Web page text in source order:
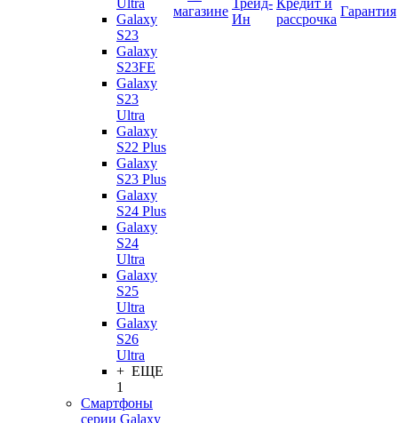
Ultra
Galaxy
S23
Galaxy
S23FE
Galaxy
S23
Ultra
Galaxy
S22 Plus
Galaxy
S23 Plus
Galaxy
S24 Plus
Galaxy
S24
Ultra
Galaxy
S25
Ultra
Galaxy
S26
Ultra
+ ЕЩЕ
1
Смартфоны
серии Galaxy
магазине
Трейд-
Ин
Кредит и
рассрочка
Гарантия